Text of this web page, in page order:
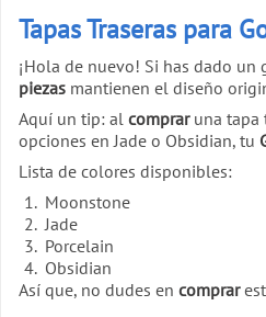
Tapas Traseras para
¡Hola de nuevo! Si has dado un
piezas mantienen el diseño
Aquí un tip: al compraruna tapa
opciones en Jade o Obsidian, tu
Lista de colores disponibles:
Moonstone
Jade
Porcelain
Obsidian
Así que, no dudes en comprar